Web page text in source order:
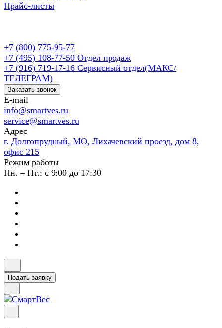
Прайс-листы
+7 (800) 775-95-77
+7 (495) 108-77-50 Отдел продаж
+7 (916) 719-17-16 Сервисный отдел(МАКС/
ТЕЛЕГРАМ)
Заказать звонок
E-mail
info@smartves.ru
service@smartves.ru
Адрес
г. Долгопрудный, МО, Лихачевский проезд, дом 8,
офис 215
Режим работы
Пн. – Пт.: с 9:00 до 17:30
Подать заявку